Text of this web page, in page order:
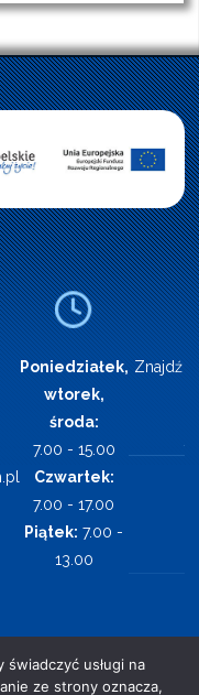
Poniedziałek,
wtorek,
środa:
7.00 - 15.00
Czwartek:
7.00 - 17.00
Piątek: 7.00 -
13.00
Znajdź
usługi na
ze strony oznacza,